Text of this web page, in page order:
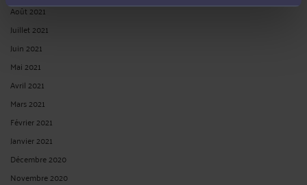
Août 2021
Juillet 2021
Juin 2021
Mai 2021
Avril 2021
Mars 2021
Février 2021
Janvier 2021
Décembre 2020
Novembre 2020